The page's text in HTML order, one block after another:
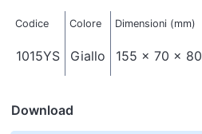
Codice Colore Dimensioni (mm)
1015YS Giallo 155 x 70 x 80
Download